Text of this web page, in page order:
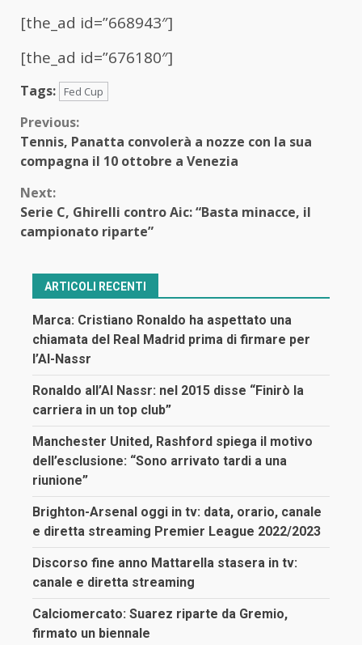
[the_ad id=”668943″]
[the_ad id=”676180″]
Tags: Fed Cup
Continue
Reading
Previous:
Tennis, Panatta convolerà a nozze con la sua
compagna il 10 ottobre a Venezia
Next:
Serie C, Ghirelli contro Aic: “Basta minacce, il
campionato riparte”
ARTICOLI RECENTI
Marca: Cristiano Ronaldo ha aspettato una
chiamata del Real Madrid prima di firmare per
l’Al-Nassr
Ronaldo all’Al Nassr: nel 2015 disse “Finirò la
carriera in un top club”
Manchester United, Rashford spiega il motivo
dell’esclusione: “Sono arrivato tardi a una
riunione”
Brighton-Arsenal oggi in tv: data, orario, canale
e diretta streaming Premier League 2022/2023
Discorso fine anno Mattarella stasera in tv:
canale e diretta streaming
Calciomercato: Suarez riparte da Gremio,
firmato un biennale